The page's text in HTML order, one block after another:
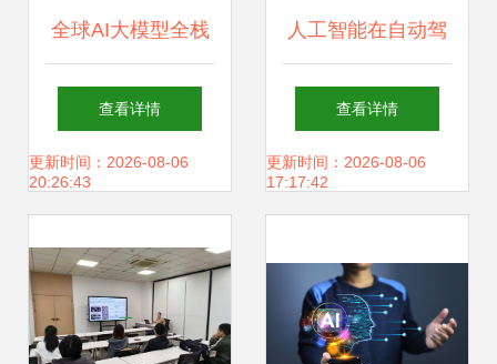
全球AI大模型全栈
技术研究报告2024
人工智能应用软件
业实践
查看详情
更新时间：2026-08-06
20:26:43
人工智能在自动驾
驶开发中的应用与
软件开发挑战
查看详情
更新时间：2026-08-06
17:17:42